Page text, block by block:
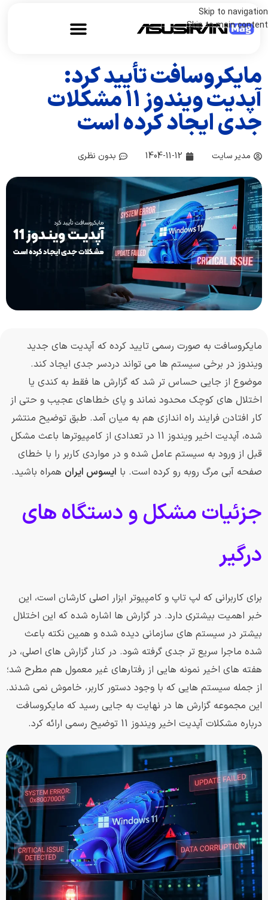
Skip to navigation
Skip to main content
مایکروسافت تأیید کرد:
آپدیت ویندوز 11 مشکلات
جدی ایجاد کرده است
مدیر سایت 1404-11-12 بدون نظری
مایکروسافت به صورت رسمی تایید کرده که آپدیت های جدید
ویندوز در برخی سیستم ها می تواند دردسر جدی ایجاد کند.
موضوع از جایی حساس تر شد که گزارش ها فقط به کندی یا
اختلال های کوچک محدود نماند و پای خطاهای عجیب و حتی از
کار افتادن فرایند راه اندازی هم به میان آمد. طبق توضیح منتشر
شده، آپدیت اخیر ویندوز 11 در تعدادی از کامپیوترها باعث مشکل
قبل از ورود به سیستم عامل شده و در مواردی کاربر را با خطای
صفحه آبی مرگ روبه رو کرده است. با ایسوس ایران همراه باشید.
جزئیات مشکل و دستگاه های
درگیر
برای کاربرانی که لپ تاپ و کامپیوتر ابزار اصلی کارشان است، این
خبر اهمیت بیشتری دارد. در گزارش ها اشاره شده که این اختلال
بیشتر در سیستم های سازمانی دیده شده و همین نکته باعث
شده ماجرا سریع تر جدی گرفته شود. در کنار گزارش های اصلی، در
هفته های اخیر نمونه هایی از رفتارهای غیر معمول هم مطرح شد؛
از جمله سیستم هایی که با وجود دستور کاربر، خاموش نمی شدند.
این مجموعه گزارش ها در نهایت به جایی رسید که مایکروسافت
درباره مشکلات آپدیت اخیر ویندوز 11 توضیح رسمی ارائه کرد.